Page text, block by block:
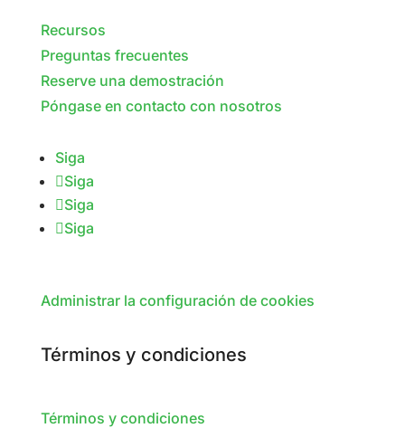
Recursos
Preguntas frecuentes
Reserve una demostración
Póngase en contacto con nosotros
Siga
Siga
Siga
Siga
Administrar la configuración de cookies
Términos y condiciones
Términos y condiciones